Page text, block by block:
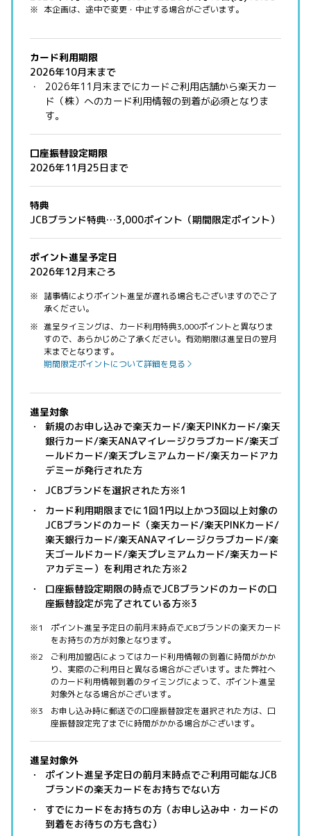
本企画は、途中で変更・中止する場合がございます。
カード利用期限
2026年10月末まで
2026年11月末までにカードご利用店舗から楽天カー
ド（株）へのカード利用情報の到着が必須となりま
す。
口座振替設定期限
2026年11月25日まで
特典
JCBブランド特典…3,000ポイント（期間限定ポイント）
ポイント進呈予定日
2026年12月末ごろ
諸事情によりポイント進呈が遅れる場合もございますのでご了
承ください。
進呈タイミングは、カード利用特典3,000ポイントと異なりま
すので、あらかじめご了承ください。有効期限は進呈日の翌月
末までとなります。
期間限定ポイントについて詳細を見る
進呈対象
新規のお申し込みで楽天カード/楽天PINKカード/楽天
銀行カード/楽天ANAマイレージクラブカード/楽天ゴ
ールドカード/楽天プレミアムカード/楽天カードアカ
デミーが発行された方
JCBブランドを選択された方※1
カード利用期限までに1回1円以上かつ3回以上対象の
JCBブランドのカード（楽天カード/楽天PINKカード/
楽天銀行カード/楽天ANAマイレージクラブカード/楽
天ゴールドカード/楽天プレミアムカード/楽天カード
アカデミー）を利用された方※2
口座振替設定期限の時点でJCBブランドのカードの口
座振替設定が完了されている方※3
ポイント進呈予定日の前月末時点でJCBブランドの楽天カード
をお持ちの方が対象となります。
ご利用加盟店によってはカード利用情報の到着に時間がかか
り、実際のご利用日と異なる場合がございます。また弊社へ
のカード利用情報到着のタイミングによって、ポイント進呈
対象外となる場合がございます。
お申し込み時に郵送での口座振替設定を選択された方は、口
座振替設定完了までに時間がかかる場合がございます。
進呈対象外
ポイント進呈予定日の前月末時点でご利用可能なJCB
ブランドの楽天カードをお持ちでない方
すでにカードをお持ちの方（お申し込み中・カードの
到着をお待ちの方も含む）